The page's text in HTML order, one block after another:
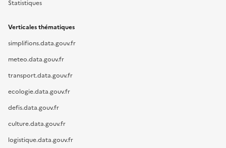
Statistiques
Verticales thématiques
simplifions.data.gouv.fr
meteo.data.gouv.fr
transport.data.gouv.fr
ecologie.data.gouv.fr
defis.data.gouv.fr
culture.data.gouv.fr
logistique.data.gouv.fr